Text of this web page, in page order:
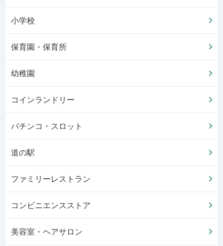
小学校
保育園・保育所
幼稚園
コインランドリー
パチンコ・スロット
道の駅
ファミリーレストラン
コンビニエンスストア
美容室・ヘアサロン